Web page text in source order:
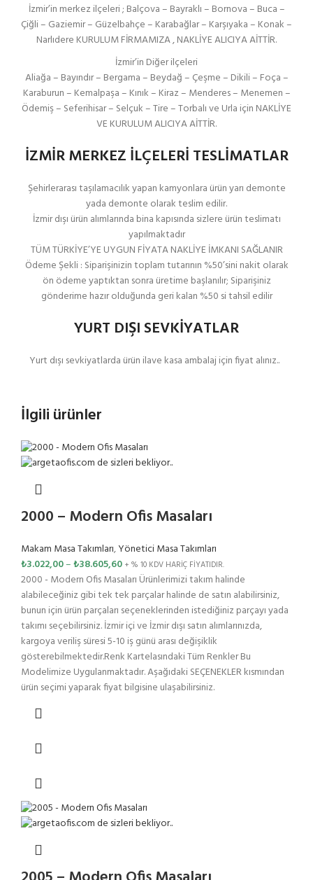
İzmir’in merkez ilçeleri ; Balçova – Bayraklı – Bornova – Buca –
Çiğli – Gaziemir – Güzelbahçe – Karabağlar – Karşıyaka – Konak –
Narlıdere KURULUM FİRMAMIZA , NAKLİYE ALICIYA AİTTİR.
İzmir’in Diğer ilçeleri
Aliağa – Bayındır – Bergama – Beydağ – Çeşme – Dikili – Foça –
Karaburun – Kemalpaşa – Kınık – Kiraz – Menderes – Menemen –
Ödemiş – Seferihisar – Selçuk – Tire – Torbalı ve Urla için NAKLİYE
VE KURULUM ALICIYA AİTTİR.
İZMİR MERKEZ İLÇELERİ TESLİMATLAR
Şehirlerarası taşılamacılık yapan kamyonlara ürün yarı demonte
yada demonte olarak teslim edilir.
İzmir dışı ürün alımlarında bina kapısında sizlere ürün teslimatı
yapılmaktadır
TÜM TÜRKİYE’YE UYGUN FİYATA NAKLİYE İMKANI SAĞLANIR
Ödeme Şekli : Siparişinizin toplam tutarının %50’sini nakit olarak
ön ödeme yaptıktan sonra üretime başlanılır; Siparişiniz
gönderime hazır olduğunda geri kalan %50 si tahsil edilir
YURT DIŞI SEVKİYATLAR
Yurt dışı sevkiyatlarda ürün ilave kasa ambalaj için fiyat alınız..
İlgili ürünler
2000 – Modern Ofis Masaları
Makam Masa Takımları,Yönetici Masa Takımları
₺3.022,00–₺38.605,60 + % 10 KDV HARİÇ FİYATIDIR.
2000 - Modern Ofis Masaları Ürünlerimizi takım halinde
alabileceğiniz gibi tek tek parçalar halinde de satın alabilirsiniz,
bunun için ürün parçaları seçeneklerinden istediğiniz parçayı yada
takımı seçebilirsiniz. İzmir içi ve İzmir dışı satın alımlarınızda,
kargoya veriliş süresi 5-10 iş günü arası değişiklik
gösterebilmektedir.Renk Kartelasındaki Tüm Renkler Bu
Modelimize Uygulanmaktadır. Aşağıdaki SEÇENEKLER kısmından
ürün seçimi yaparak fiyat bilgisine ulaşabilirsiniz.